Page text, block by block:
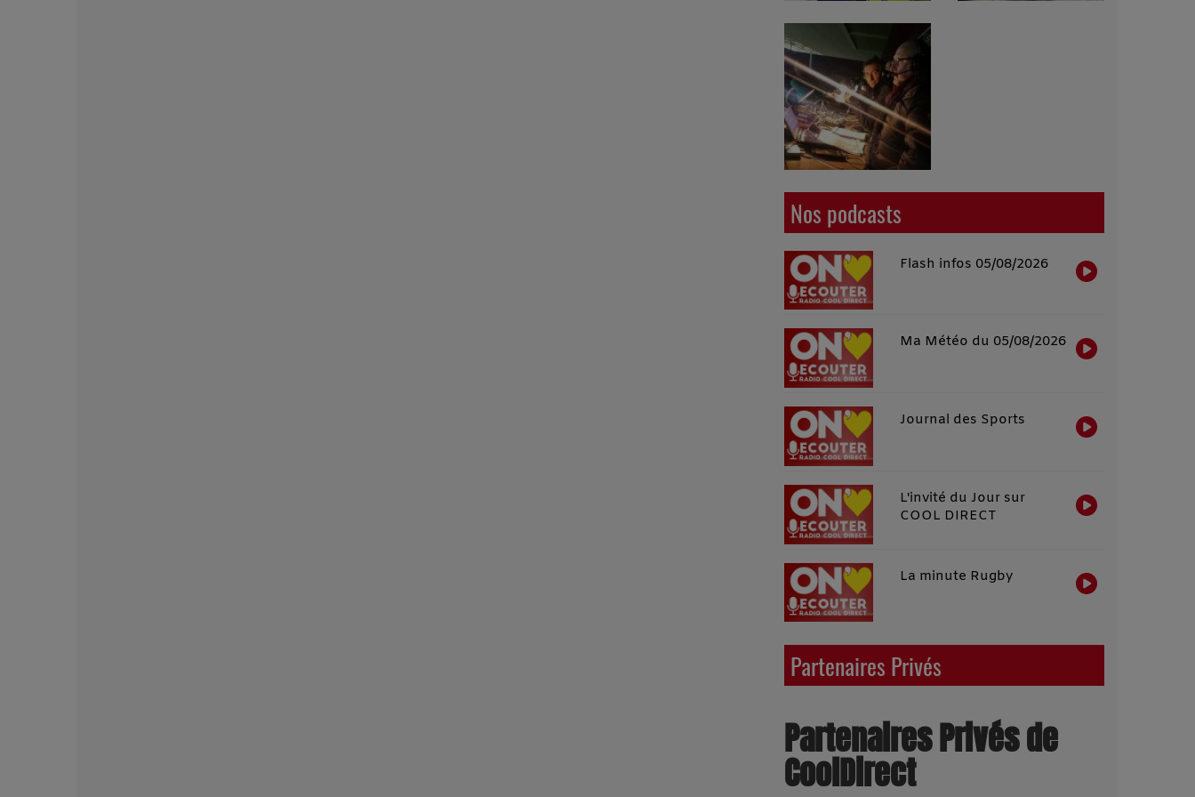
Nos podcasts
Flash infos 05/08/2026
Ma Météo du 05/08/2026
Journal des Sports
L'invité du Jour sur
COOL DIRECT
La minute Rugby
Partenaires Privés
Partenaires Privés de
CoolDirect